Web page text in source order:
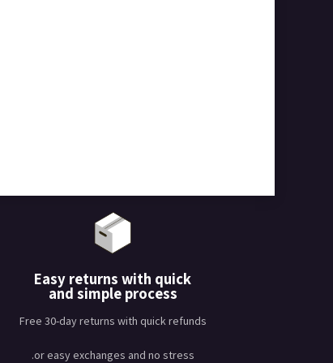
Easy returns with quick
and simple process
Free 30-day returns with quick refunds
or easy exchanges and no stress.